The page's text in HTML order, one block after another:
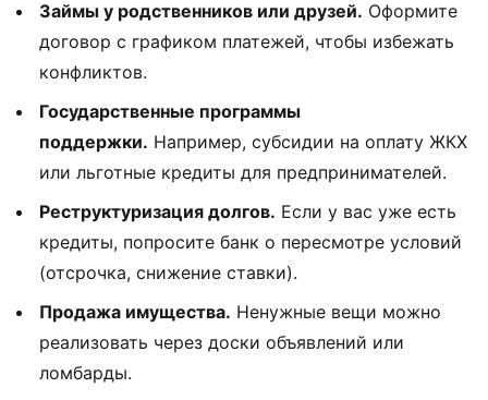
Займы у родственников или друзей. Оформите
договор с графиком платежей, чтобы избежать
конфликтов.
Государственные программы
поддержки. Например, субсидии на оплату ЖКХ
или льготные кредиты для предпринимателей.
Реструктуризация долгов. Если у вас уже есть
кредиты, попросите банк о пересмотре условий
(отсрочка, снижение ставки).
Продажа имущества. Ненужные вещи можно
реализовать через доски объявлений или
ломбарды.